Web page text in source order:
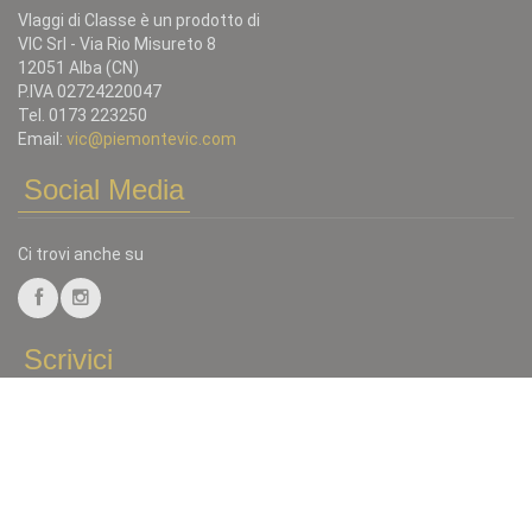
VIaggi di Classe è un prodotto di
VIC Srl - Via Rio Misureto 8
12051 Alba (CN)
P.IVA 02724220047
Tel. 0173 223250
Email: vic@piemontevic.com
Social Media
Ci trovi anche su
Scrivici